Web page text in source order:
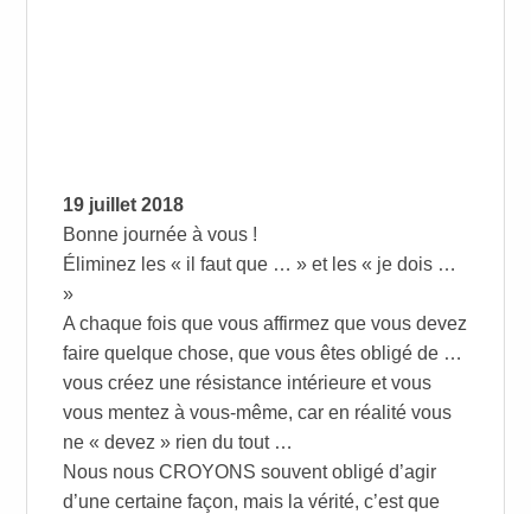
19 juillet 2018
Bonne journée à vous !
Éliminez les « il faut que … » et les « je dois …
»
A chaque fois que vous affirmez que vous devez
faire quelque chose, que vous êtes obligé de …
vous créez une résistance intérieure et vous
vous mentez à vous-même, car en réalité vous
ne « devez » rien du tout …
Nous nous CROYONS souvent obligé d’agir
d’une certaine façon, mais la vérité, c’est que